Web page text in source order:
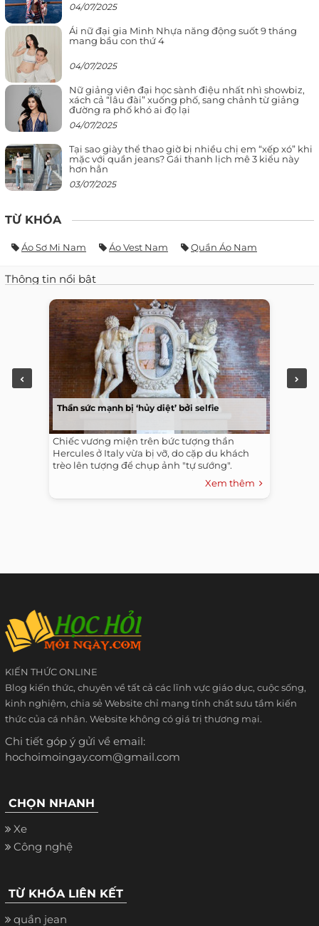
04/07/2025
Ái nữ đại gia Minh Nhựa năng động suốt 9 tháng
mang bầu con thứ 4
04/07/2025
Nữ giảng viên đại học sành điệu nhất nhì showbiz,
xách cả “lâu đài” xuống phố, sang chảnh từ giảng
đường ra phố khó ai đọ lại
04/07/2025
Tại sao giày thể thao giờ bị nhiều chị em “xếp xó” khi
mặc với quần jeans? Gái thanh lịch mê 3 kiểu này
hơn hẳn
03/07/2025
TỪ KHÓA
Áo Sơ Mi Nam Áo Vest Nam Quần Áo Nam
Thông tin nổi bật
Thần sức mạnh bị ‘hủy diệt’ bởi selfie
Chiếc vương miện trên bức tượng thần
Hercules ở Italy vừa bị vỡ, do cặp du khách
trèo lên tượng để chụp ảnh "tự sướng".
Xem thêm
KIẾN THỨC ONLINE
Blog kiến thức, chuyên về tất cả các lĩnh vực giáo dục, cuộc sống,
kinh nghiệm, chia sẻ Website chỉ mang tính chất sưu tầm kiến
thức của cá nhân. Website không có giá trị thương mại.
Chi tiết góp ý gửi về email:
hochoimoingay.com@gmail.com
CHỌN NHANH
Xe
Công nghệ
TỪ KHÓA LIÊN KẾT
quần jean